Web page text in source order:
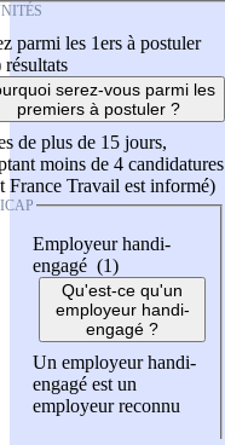
parmi les 1ers à postuler
résultats
serez-vous parmi les
premiers à postuler ?
de plus de 15 jours,
moins de 4 candidatures
France Travail est informé)
Employeur handi-
engagé (1)
Qu'est-ce qu'un
employeur handi-
engagé ?
Un employeur handi-
engagé est un
employeur reconnu